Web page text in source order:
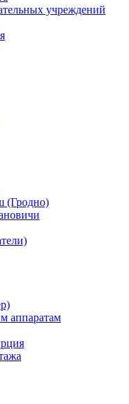
учреждений
(Гродно)
аппаратам